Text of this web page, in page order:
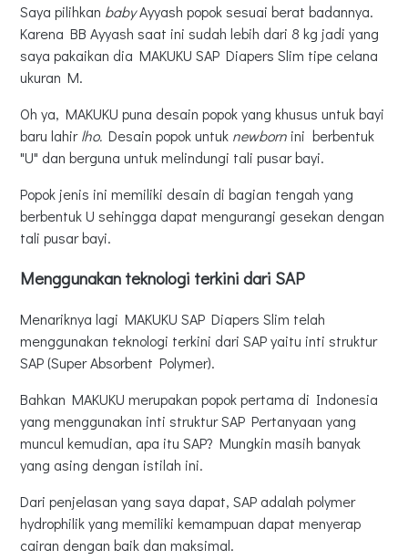
Saya pilihkan babyAyyash popok sesuai berat badannya.
Karena BB Ayyash saat ini sudah lebih dari 8 kg jadi yang
saya pakaikan dia MAKUKU SAP Diapers Slim tipe celana
ukuran M.
Oh ya, MAKUKU puna desain popok yang khusus untuk bayi
baru lahirlho. Desain popok untuk newborn ini berbentuk
"U" dan berguna untuk melindungi tali pusar bayi.
Popok jenis ini memiliki desain di bagian tengah yang
berbentuk U sehingga dapat mengurangi gesekan dengan
tali pusar bayi.
Menggunakan teknologi terkini dari SAP
Menariknya lagi MAKUKU SAP Diapers Slim telah
menggunakan teknologi terkini dari SAP yaitu inti struktur
SAP (Super Absorbent Polymer).
Bahkan MAKUKU merupakan popok pertama di Indonesia
yang menggunakan inti struktur SAP Pertanyaan yang
muncul kemudian, apa itu SAP? Mungkin masih banyak
yang asing dengan istilah ini.
Dari penjelasan yang saya dapat, SAP adalah polymer
hydrophilik yang memiliki kemampuan dapat menyerap
cairan dengan baik dan maksimal.